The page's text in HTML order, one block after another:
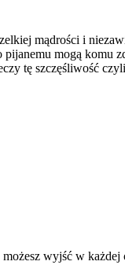
mądrości i
mogą komu
tę szczęśliwość
wyjść w